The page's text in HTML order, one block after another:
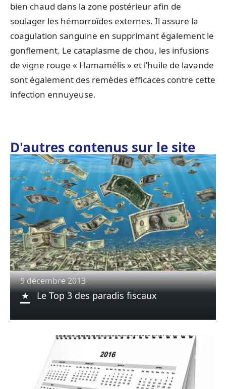
bien chaud dans la zone postérieur afin de
soulager les hémorroïdes externes. Il assure la
coagulation sanguine en supprimant également le
gonflement. Le cataplasme de chou, les infusions
de vigne rouge « Hamamélis » et l’huile de lavande
sont également des remèdes efficaces contre cette
infection ennuyeuse.
D'autres contenus sur le site
9 décembre 2013
Le Top 3 des paradis fiscaux